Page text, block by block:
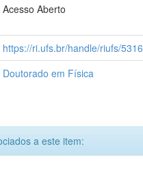
Acesso Aberto
https://ri.ufs.br/handle/riufs/5316
Doutorado em Física
a este item: